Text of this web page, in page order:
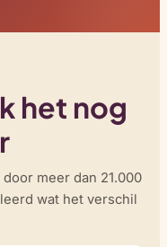
het nog
meer dan 21.000
wat het verschil